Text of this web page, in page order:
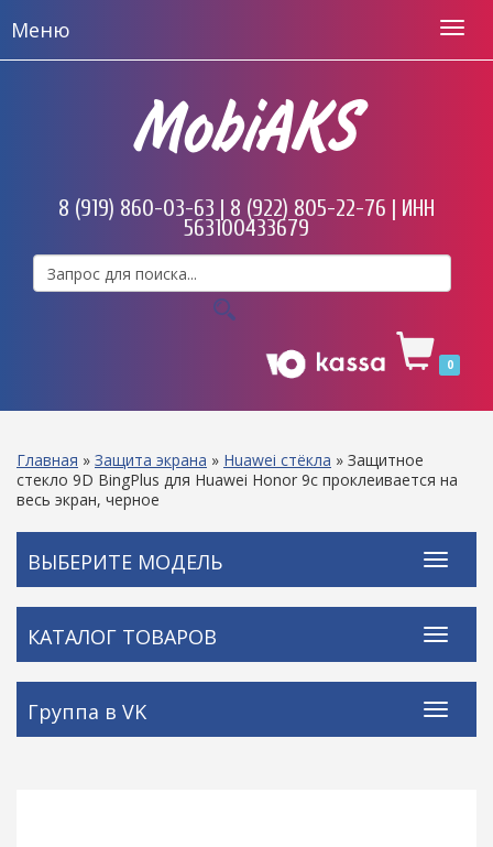
Меню
MobiAKS
8 (919) 860-03-63 | 8 (922) 805-22-76 | ИНН
563100433679
0
Главная » Защита экрана » Huawei стёкла » Защитное
стекло 9D BingPlus для Huawei Honor 9с проклеивается на
весь экран, черное
ВЫБЕРИТЕ МОДЕЛЬ
КАТАЛОГ ТОВАРОВ
Группа в VK